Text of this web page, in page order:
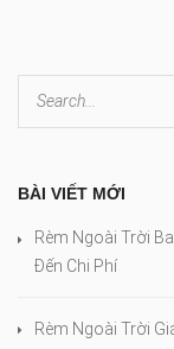
BÀI VIẾT MỚI
Rèm Ngoài Trời
Đến Chi Phí
Rèm Ngoài Trời